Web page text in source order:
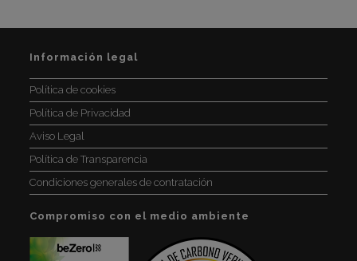
Información legal
Política de cookies
Política de Privacidad
Aviso Legal
Política de Transparencia
Condiciones generales de contratación
Compromiso con el medio ambiente